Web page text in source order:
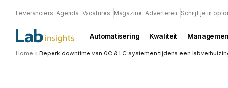
Leveranciers Agenda Vacatures Magazine Adverteren Schrijf je in op
Automatisering Kwaliteit
Home » Beperk downtime van GC & LC systemen tijdens een